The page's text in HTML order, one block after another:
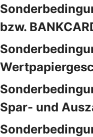
bzw.
Spar- und